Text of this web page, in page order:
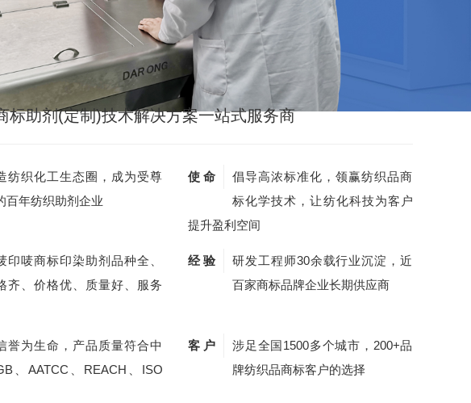
标助剂(定制)技术解决方案一站式服务商
纺织化工生态圈，成为受尊
百年纺织助剂企业
使 命
倡导高浓标准化，领赢纺织品商
标化学技术，让纺化科技为客户
提升盈利空间
印唛商标印染助剂品种全、
齐、价格优、质量好、服务
经 验
研发工程师30余载行业沉淀，近
百家商标品牌企业长期供应商
誉为生命，产品质量符合中
、AATCC、REACH、ISO
客 户
涉足全国1500多个城市，200+品
牌纺织品商标客户的选择